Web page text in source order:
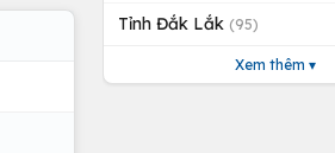
Tỉnh Đắk Lắk (95)
Xem thêm ▾